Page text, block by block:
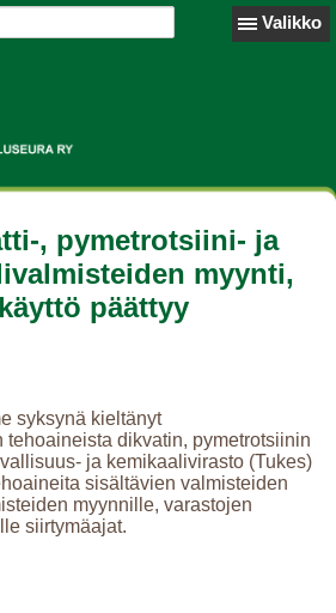
Valikko
, pymetrotsiini- ja
myynti,
päättyy
syksynä kieltänyt
dikvatin, pymetrotsiinin
ja kemikaalivirasto (Tukes)
sisältävien valmisteiden
myynnille, varastojen
siirtymäajat.